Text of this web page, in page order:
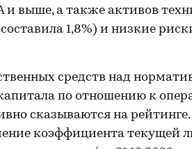
выше, а также активов
1,8%) и низкие
средств над
по отношению к
сказываются на
коэффициента текущей